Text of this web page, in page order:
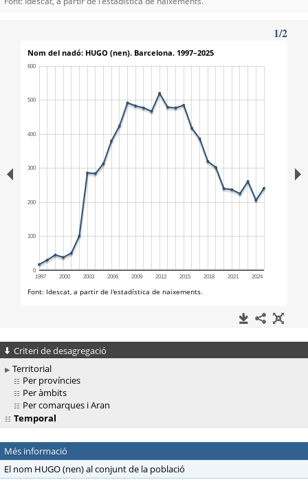
Criteri de desagregació
Territorial
Per províncies
Per àmbits
Per comarques i Aran
Temporal
Més informació
El nom HUGO (nen) al conjunt de la població